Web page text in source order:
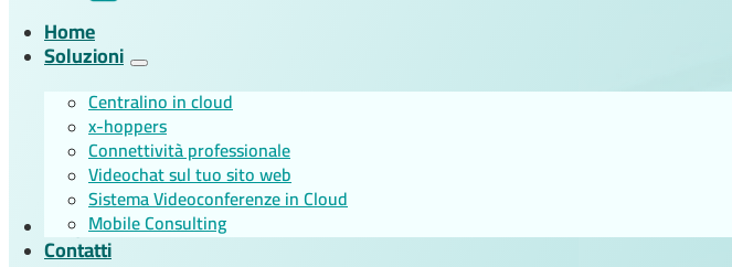
Home
Soluzioni
Centralino in cloud
x-hoppers
Connettività professionale
Videochat sul tuo sito web
Sistema Videoconferenze in Cloud
Mobile Consulting
Blog
Contatti